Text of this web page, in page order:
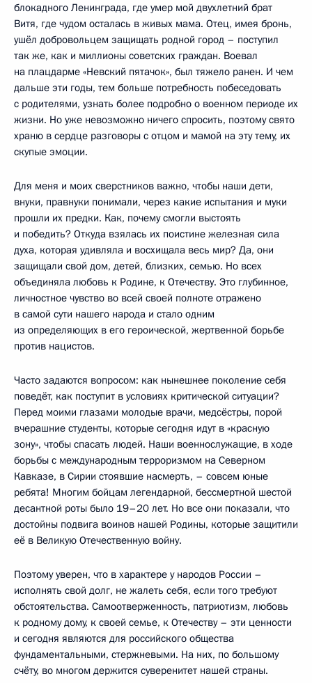
блокадного Ленинграда, где умер мой двухлетний брат
Витя, где чудом осталась в живых мама. Отец, имея бронь,
ушёл добровольцем защищать родной город – поступил
так же, как и миллионы советских граждан. Воевал
на плацдарме «Невский пятачок», был тяжело ранен. И чем
дальше эти годы, тем больше потребность побеседовать
с родителями, узнать более подробно о военном периоде их
жизни. Но уже невозможно ничего спросить, поэтому свято
храню в сердце разговоры с отцом и мамой на эту тему, их
скупые эмоции.
Для меня и моих сверстников важно, чтобы наши дети,
внуки, правнуки понимали, через какие испытания и муки
прошли их предки. Как, почему смогли выстоять
и победить? Откуда взялась их поистине железная сила
духа, которая удивляла и восхищала весь мир? Да, они
защищали свой дом, детей, близких, семью. Но всех
объединяла любовь к Родине, к Отечеству. Это глубинное,
личностное чувство во всей своей полноте отражено
в самой сути нашего народа и стало одним
из определяющих в его героической, жертвенной борьбе
против нацистов.
Часто задаются вопросом: как нынешнее поколение себя
поведёт, как поступит в условиях критической ситуации?
Перед моими глазами молодые врачи, медсёстры, порой
вчерашние студенты, которые сегодня идут в «красную
зону», чтобы спасать людей. Наши военнослужащие, в ходе
борьбы с международным терроризмом на Северном
Кавказе, в Сирии стоявшие насмерть, – совсем юные
ребята! Многим бойцам легендарной, бессмертной шестой
десантной роты было 19–20 лет. Но все они показали, что
достойны подвига воинов нашей Родины, которые защитили
её в Великую Отечественную войну.
Поэтому уверен, что в характере у народов России –
исполнять свой долг, не жалеть себя, если того требуют
обстоятельства. Самоотверженность, патриотизм, любовь
к родному дому, к своей семье, к Отечеству – эти ценности
и сегодня являются для российского общества
фундаментальными, стержневыми. На них, по большому
счёту, во многом держится суверенитет нашей страны.